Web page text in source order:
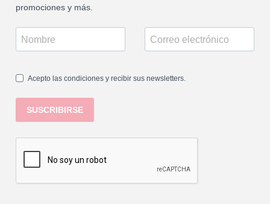
promociones y más.
Acepto las condiciones y recibir sus newsletters.
SUSCRIBIRSE